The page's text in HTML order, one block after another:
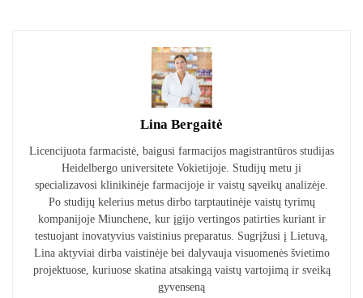
Lina Bergaitė
Licencijuota farmacistė, baigusi farmacijos magistrantūros studijas
Heidelbergo universitete Vokietijoje. Studijų metu ji
specializavosi klinikinėje farmacijoje ir vaistų sąveikų analizėje.
Po studijų kelerius metus dirbo tarptautinėje vaistų tyrimų
kompanijoje Miunchene, kur įgijo vertingos patirties kuriant ir
testuojant inovatyvius vaistinius preparatus. Sugrįžusi į Lietuvą,
Lina aktyviai dirba vaistinėje bei dalyvauja visuomenės švietimo
projektuose, kuriuose skatina atsakingą vaistų vartojimą ir sveiką
gyvenseną